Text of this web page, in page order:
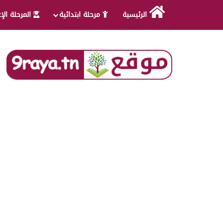
الرئيسية مرحلة ابتدائية المرحلة